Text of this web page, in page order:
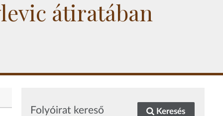
átiratában
Folyóirat kereső Keresés